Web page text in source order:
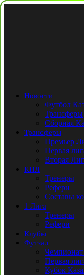
Новости
Футбол
Трансферы
Сборная
Трансферы
Премьер
Первая
Вторая
КПЛ
Тренеры
Рефери
Составы
1 Лига
Тренеры
Рефери
Клубы
Футзал
Чемпионат
Первая
Кубок